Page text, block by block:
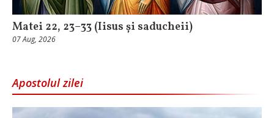
Matei 22, 23–33 (Iisus și saducheii)
07 Aug, 2026
Apostolul zilei